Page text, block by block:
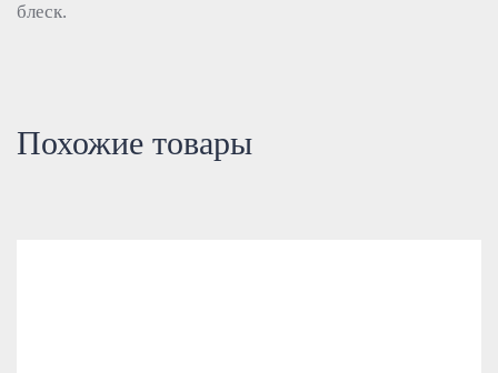
блеск.
Похожие товары